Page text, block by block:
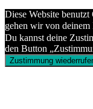
Diese Website
gehen wir von deinem
Du kannst deine
den Button
Zustimmung